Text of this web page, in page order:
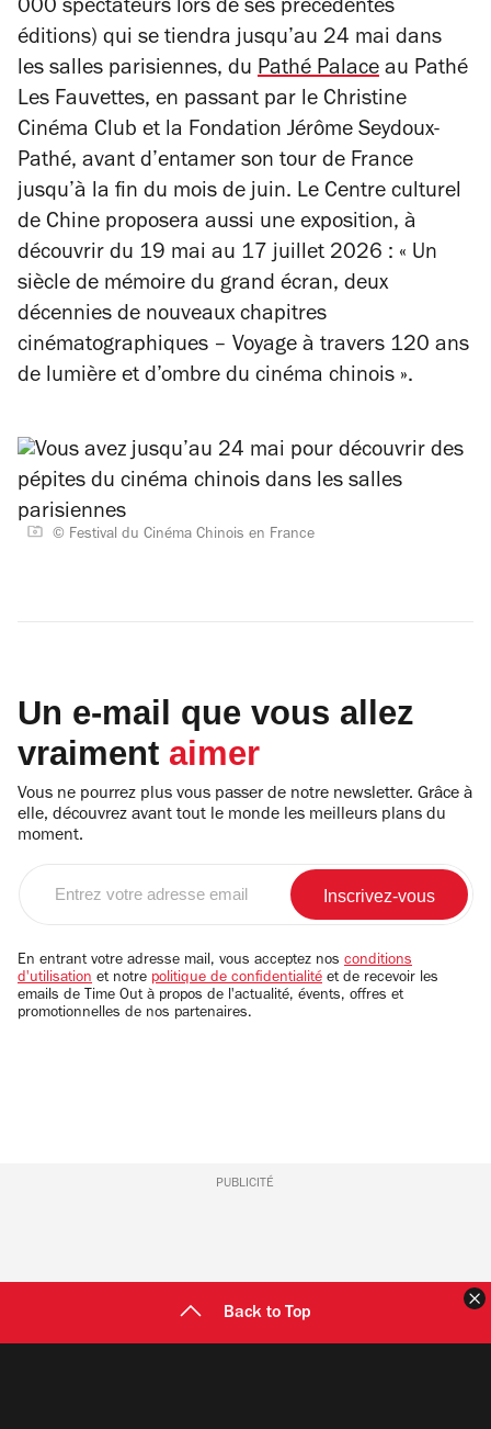
000 spectateurs lors de ses précédentes
éditions) qui se tiendra jusqu’au 24 mai dans
les salles parisiennes, du Pathé Palace au Pathé
Les Fauvettes, en passant par le Christine
Cinéma Club et la Fondation Jérôme Seydoux-
Pathé, avant d’entamer son tour de France
jusqu’à la fin du mois de juin. Le Centre culturel
de Chine proposera aussi une exposition, à
découvrir du 19 mai au 17 juillet 2026 : « Un
siècle de mémoire du grand écran, deux
décennies de nouveaux chapitres
cinématographiques – Voyage à travers 120 ans
de lumière et d’ombre du cinéma chinois ».
© Festival du Cinéma Chinois en France
Un e-mail que vous allez
vraiment aimer
Vous ne pourrez plus vous passer de notre newsletter. Grâce à
elle, découvrez avant tout le monde les meilleurs plans du
moment.
email
En entrant votre adresse mail, vous acceptez nos conditions
d'utilisation et notre politique de confidentialité et de recevoir les
emails de Time Out à propos de l'actualité, évents, offres et
promotionnelles de nos partenaires.
PUBLICITÉ
Back to Top